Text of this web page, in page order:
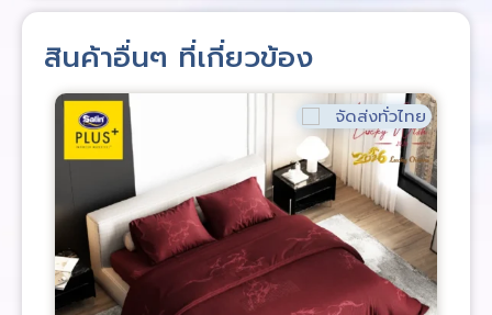
สินค้าอื่นๆ ที่เกี่ยวข้อง
จัดส่งทั่วไทย